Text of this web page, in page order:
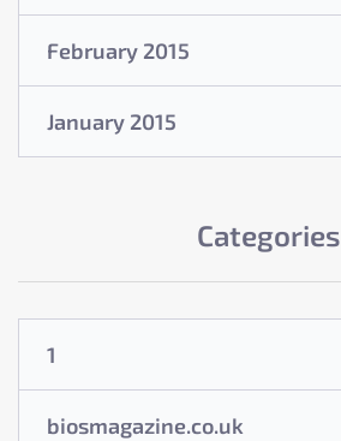
February 2015
January 2015
Categories
1
biosmagazine.co.uk